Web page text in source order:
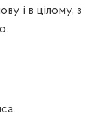
і в цілому, з